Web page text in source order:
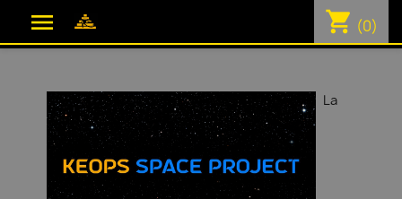
 shopping_cart (0)
La